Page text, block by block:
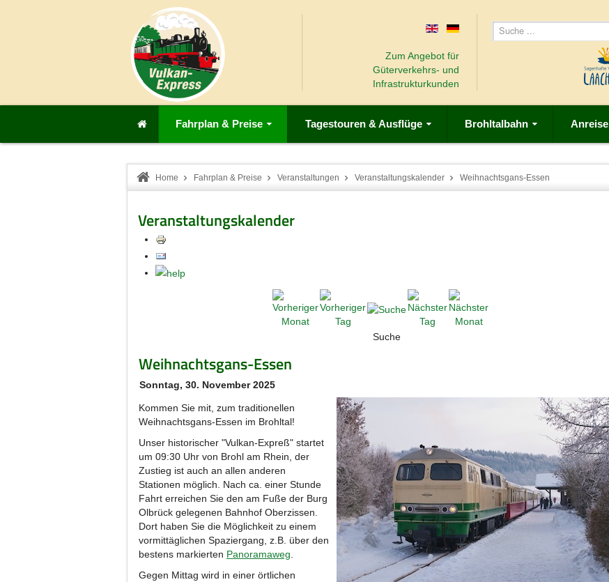
Zum Angebot für
Güterverkehrs- und
Infrastrukturkunden
Fahrplan & Preise Tagestouren & Ausflüge Brohltalbahn Anreise
Home Fahrplan & Preise Veranstaltungen Veranstaltungskalender Weihnachtsgans-Essen
Veranstaltungskalender
Suche
Weihnachtsgans-Essen
Sonntag, 30. November 2025
Kommen Sie mit, zum traditionellen
Weihnachtsgans-Essen im Brohltal!
Unser historischer "Vulkan-Expreß" startet
um 09:30 Uhr von Brohl am Rhein, der
Zustieg ist auch an allen anderen
Stationen möglich. Nach ca. einer Stunde
Fahrt erreichen Sie den am Fuße der Burg
Olbrück gelegenen Bahnhof Oberzissen.
Dort haben Sie die Möglichkeit zu einem
vormittäglichen Spaziergang, z.B. über den
bestens markierten Panoramaweg.
Gegen Mittag wird in einer örtlichen